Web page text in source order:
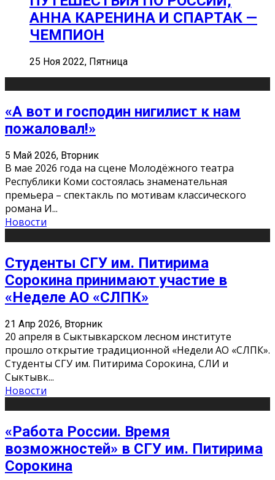
АННА КАРЕНИНА И СПАРТАК —
ЧЕМПИОН
25 Ноя 2022, Пятница
«А вот и господин нигилист к нам
пожаловал!»
5 Май 2026, Вторник
В мае 2026 года на сцене Молодёжного театра
Республики Коми состоялась знаменательная
премьера – спектакль по мотивам классического
романа И...
Новости
Студенты СГУ им. Питирима
Сорокина принимают участие в
«Неделе АО «СЛПК»
21 Апр 2026, Вторник
20 апреля в Сыктывкарском лесном институте
прошло открытие традиционной «Недели АО «СЛПК».
Студенты СГУ им. Питирима Сорокина, СЛИ и
Сыктывк...
Новости
«Работа России. Время
возможностей» в СГУ им. Питирима
Сорокина